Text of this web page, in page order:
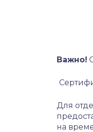
Важно!
Для
на